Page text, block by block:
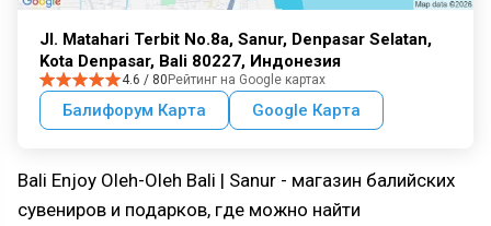
Jl. Matahari Terbit No.8a, Sanur, Denpasar Selatan,
Kota Denpasar, Bali 80227, Индонезия
4.6 / 80Рейтинг на Google картах
Балифорум Карта Google Карта
Bali Enjoy Oleh-Oleh Bali | Sanur - магазин балийских
сувениров и подарков, где можно найти